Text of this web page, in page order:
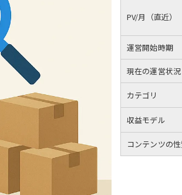
PV/月（直近）
運営開始時期
現在の運営状況
カテゴリ
収益モデル
コンテンツの